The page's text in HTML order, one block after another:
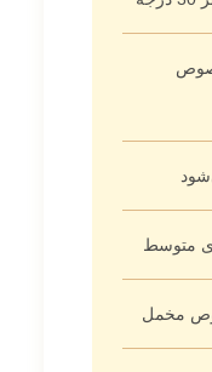
متوسط
مخمل